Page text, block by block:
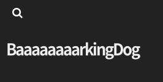
BaaaaaaaarkingDog